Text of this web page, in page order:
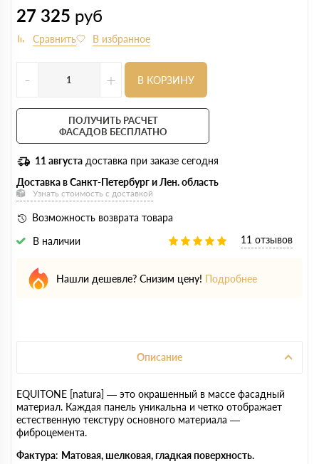
27 325 руб
- + В КОРЗИНУ
ПОЛУЧИТЬ РАСЧЕТ
ФАСАДОВ БЕСПЛАТНО
11 августа доставка при заказе сегодня
Доставка в Санкт-Петербург и Лен. область
Узнать стоимость с доставкой
Возможность возврата товара
В наличии
11 отзывов
Нашли дешевле? Снизим цену! Подробнее
Описание
EQUITONE [natura] — это окрашенный в массе фасадный
материал. Каждая панель уникальна и четко отображает
естественную текстуру основного материала —
фиброцемента.
Фактура: Матовая, шелковая, гладкая поверхность.